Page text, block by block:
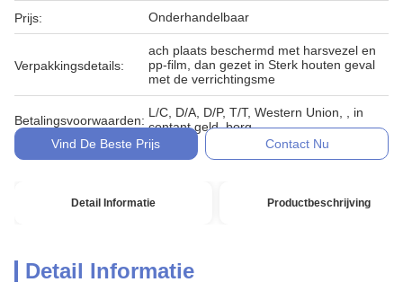
Prijs: Onderhandelbaar
Verpakkingsdetails:
ach plaats beschermd met harsvezel en
pp-film, dan gezet in Sterk houten geval
met de verrichtingsme
Betalingsvoorwaarden:
L/C, D/A, D/P, T/T, Western Union, , in
contant geld, borg
Vind De Beste Prijs
Contact Nu
Detail Informatie Productbeschrijving
Detail Informatie